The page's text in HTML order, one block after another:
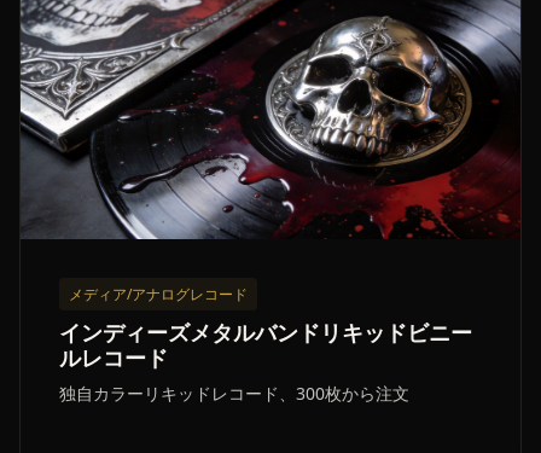
メディア/アナログレコード
インディーズメタルバンドリキッドビニー
ルレコード
独自カラーリキッドレコード、300枚から注文